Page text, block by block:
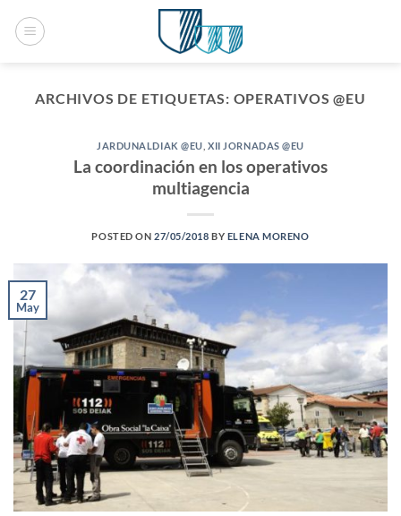
ARCHIVOS DE ETIQUETAS: OPERATIVOS @EU
JARDUNALDIAK @EU ,XII JORNADAS @EU
La coordinación en los operativos
multiagencia
POSTED ON 27/05/2018 BY ELENA MORENO
27
May